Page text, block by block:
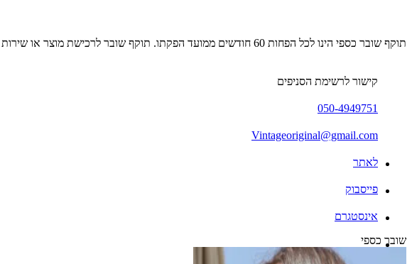
תוקף שובר כספי הינו לכל הפחות 60 חודשים ממועד הפקתו. תוקף שובר לרכישת מוצר או שירות מסויים יהיה לכל הפחות 24 חודשים ממועד הפקתו
קישור לרשימת הסניפים
050-4949751
Vintageoriginal@gmail.com
לאתר
פייסבוק
אינסטגרם
שובר כספי